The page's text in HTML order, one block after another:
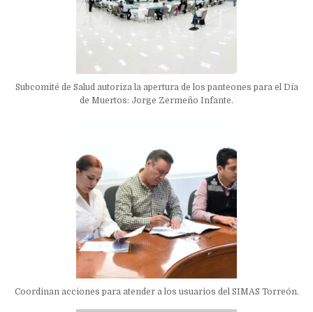
Subcomité de Salud autoriza la apertura de los panteones para el Día
de Muertos: Jorge Zermeño Infante.
Coordinan acciones para atender a los usuarios del SIMAS Torreón.